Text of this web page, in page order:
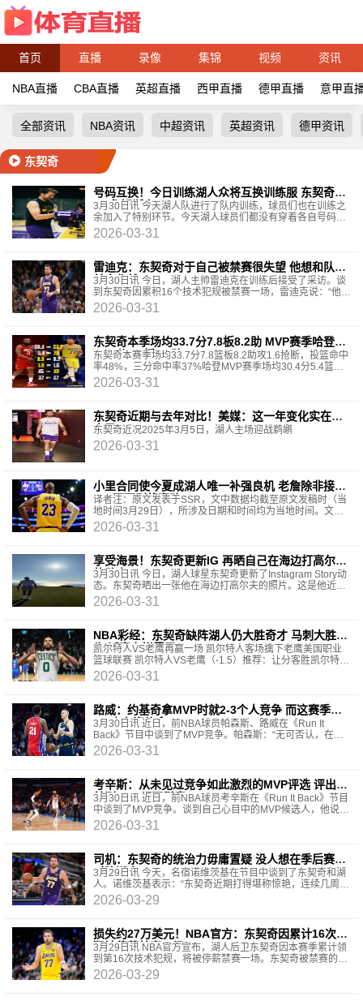
首页 直播 录像 集锦 视频 资讯
NBA直播 CBA直播 英超直播 西甲直播 德甲直播 意甲直
全部资讯 NBA资讯 中超资讯 英超资讯 德甲资讯
东契奇
号码互换！今日训练湖人众将互换训练服 东契奇穿
11 詹姆斯穿17
3月30日讯 今天湖人队进行了队内训练，球员们也在训练之
余加入了特别环节。今天湖人球员们都没有穿着各自号码的
训练服，而是都穿上了队友的号码。东契奇穿上
2026-03-31
雷迪克：东契奇对于自己被禁赛很失望 他想和队友
并肩作战
3月30日讯 今日，湖人主帅雷迪克在训练后接受了采访。谈
到东契奇因累积16个技术犯规被禁赛一场，雷迪克说：“他很
失望，他想和队友并肩作战。我整个赛季都在讲这
2026-03-31
东契奇本季场均33.7分7.8板8.2助 MVP赛季哈登
30.4分5.4板8.8助
东契奇本赛季场均33.7分7.8篮板8.2助攻1.6抢断，投篮命中
率48%，三分命中率37%哈登MVP赛季场均30.4分5.4篮板
8.8助攻1.8抢断，投篮命中率45%，三分命中率37%
2026-03-31
东契奇近期与去年对比！美媒：这一年变化实在太
大了！
东契奇近况2025年3月5日，湖人主场迎战鹈鹕
2026-03-31
小里合同使今夏成湖人唯一补强良机 老詹除非接受
940万否则将离队
译者注：原文发表于SSR，文中数据均截至原文发稿时（当
地时间3月29日），所涉及日期和时间均为当地时间。文中
观点与译者及平台无关。勒布朗·詹姆斯能看到和听到一
2026-03-31
享受海景！东契奇更新IG 再晒自己在海边打高尔夫
的动态
3月30日讯 今日，湖人球星东契奇更新了Instagram Story动
态。东契奇晒出一张他在海边打高尔夫的照片。这是他近期
第二次晒出自己打高尔夫的动态。
2026-03-31
NBA彩经：东契奇缺阵湖人仍大胜奇才 马刺大胜公
牛 活塞力拼雷霆
凯尔特人VS老鹰再赢一场 凯尔特人客场擒下老鹰美国职业
篮球联赛 凯尔特人VS老鹰（-1.5）推荐：让分客胜凯尔特人
近来状态还可以取得三连胜，目前以50胜24负的战绩
2026-03-31
路威：约基奇拿MVP时就2-3个人竞争 而这赛季有
5-6人有资格拿MVP
3月30日讯 近日，前NBA球员帕森斯、路威在《Run It
Back》节目中谈到了MVP竞争。帕森斯：“无可否认，在
MVP候选人名单里，东契奇和约基奇恐怕是防守最差的两
个。
2026-03-31
考辛斯：从未见过竞争如此激烈的MVP评选 评出个
并列MVP都不稀奇
3月30日讯 近日，前NBA球员考辛斯在《Run It Back》节目
中谈到了MVP竞争。谈到自己心目中的MVP候选人，他说：
“这个问题太难回答了。今年配得上这个奖的球员实
2026-03-31
司机：东契奇的统治力毋庸置疑 没人想在季后赛中
对阵湖人
3月29日讯 今天，名宿诺维茨基在节目中谈到了东契奇和湖
人。诺维茨基表示：“东契奇近期打得堪称惊艳，连续几周状
态火热，场均接近四十分。他的后撤步投篮手感火
2026-03-29
损失约27万美元！NBA官方：东契奇因累计16次技
犯被停薪禁赛一场
3月29日讯 NBA官方宣布，湖人后卫东契奇因本赛季累计领
到第16次技术犯规，将被停薪禁赛一场。东契奇被禁赛的场
次是3月31日主场迎战奇才的比赛。昨天在湖人对
2026-03-29